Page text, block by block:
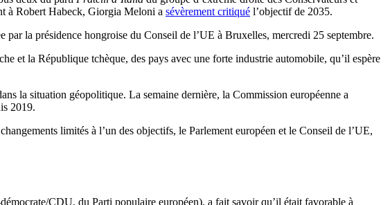
à Robert Habeck, Giorgia Meloni a sévèrement critiqué l’objectif de 2035.
la présidence hongroise du Conseil de l’UE à Bruxelles, mercredi 25 septembre.
et la République tchèque, des pays avec une forte industrie automobile, qu’il espère
la situation géopolitique. La semaine dernière, la Commission européenne a
2019.
limités à l’un des objectifs, le Parlement européen et le Conseil de l’UE,
CDU, du Parti populaire européen), a fait savoir qu’il était favorable à